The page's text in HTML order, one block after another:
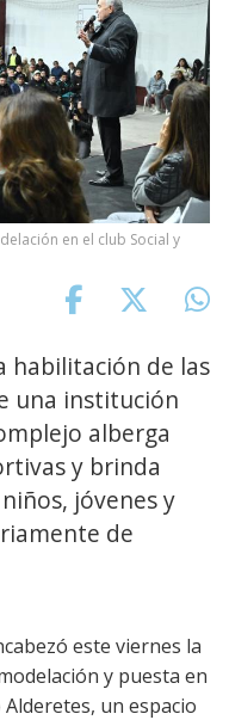
en el club Social y
habilitación de las
una institución
alberga
y brinda
jóvenes y
de
este viernes la
y puesta en
un espacio